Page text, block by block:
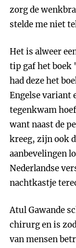
zorg de
stelde me niet
Het is alweer
tip gaf het
had deze het
Engelse variant
tegenkwam
want naast de
kreeg, zijn ook
aanbevelingen
Nederlandse
nachtkastje
Atul Gawande
chirurg en is
van mensen